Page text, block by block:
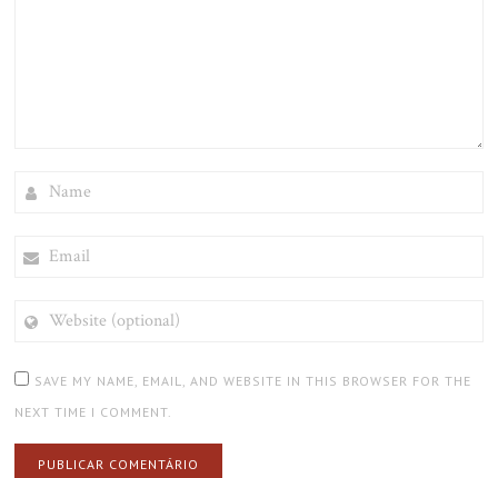
(OPTIONAL)
SAVE MY NAME, EMAIL, AND WEBSITE IN THIS BROWSER FOR THE
NEXT TIME I COMMENT.